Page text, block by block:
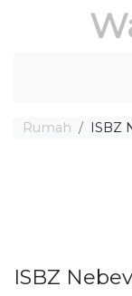
Rumah ISBZ
ISBZ